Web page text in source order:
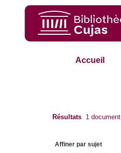
Accueil
Résultats 1 document
Affiner par sujet